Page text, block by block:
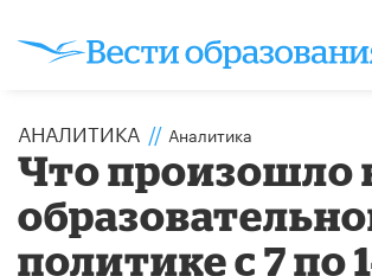
АНАЛИТИКА // Аналитика
Что произошло
политике с 7 по